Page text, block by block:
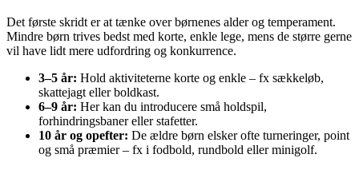
Det første skridt er at tænke over børnenes alder og temperament.
Mindre børn trives bedst med korte, enkle lege, mens de større gerne
vil have lidt mere udfordring og konkurrence.
3–5 år: Hold aktiviteterne korte og enkle – fx sækkeløb,
skattejagt eller boldkast.
6–9 år: Her kan du introducere små holdspil,
forhindringsbaner eller stafetter.
10 år og opefter: De ældre børn elsker ofte turneringer, point
og små præmier – fx i fodbold, rundbold eller minigolf.